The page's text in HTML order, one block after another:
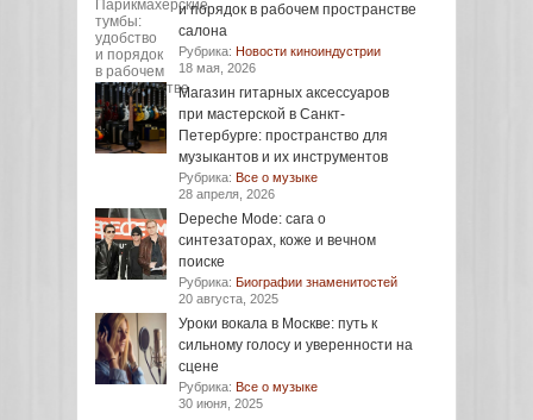
и порядок в рабочем пространстве
салона
Рубрика: Новости киноиндустрии
18 мая, 2026
Магазин гитарных аксессуаров
при мастерской в Санкт-
Петербурге: пространство для
музыкантов и их инструментов
Рубрика: Все о музыке
28 апреля, 2026
Depeche Mode: сага о
синтезаторах, коже и вечном
поиске
Рубрика: Биографии знаменитостей
20 августа, 2025
Уроки вокала в Москве: путь к
сильному голосу и уверенности на
сцене
Рубрика: Все о музыке
30 июня, 2025